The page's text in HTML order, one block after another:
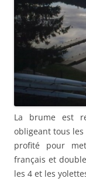
La brume est
obligeant tous
profité pour
français et
les 4 et les